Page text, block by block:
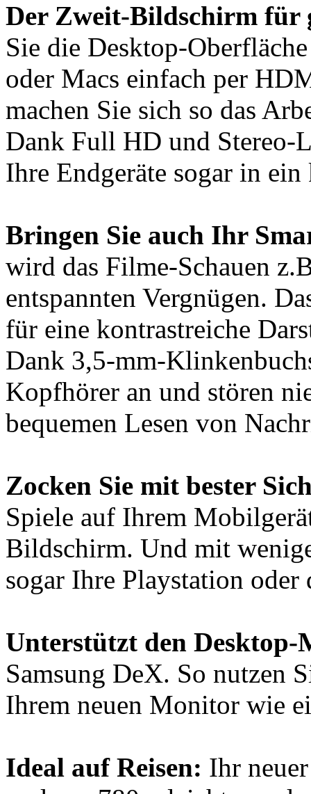
Der Zweit-Bildschirm für
Sie die Desktop-
oder Macs einfach per
machen Sie sich so das
Dank Full HD und Stereo-
Ihre Endgeräte sogar in
Bringen Sie auch Ihr
wird das Filme-Schauen
entspannten Vergnügen.
für eine kontrastreiche
Dank 3,5-mm-
Kopfhörer an und stören
bequemen Lesen von
Zocken Sie mit bester
Spiele auf Ihrem
Bildschirm. Und mit
sogar Ihre Playstation
Unterstützt den
Samsung DeX. So nutzen
Ihrem neuen Monitor wie
Ideal auf Reisen: Ihr